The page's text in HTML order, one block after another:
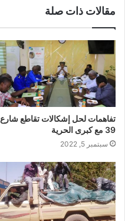
مقالات ذات صلة
تفاهمات لحل إشكالات تقاطع شارع
39 مع كبرى الحرية
سبتمبر 5, 2022